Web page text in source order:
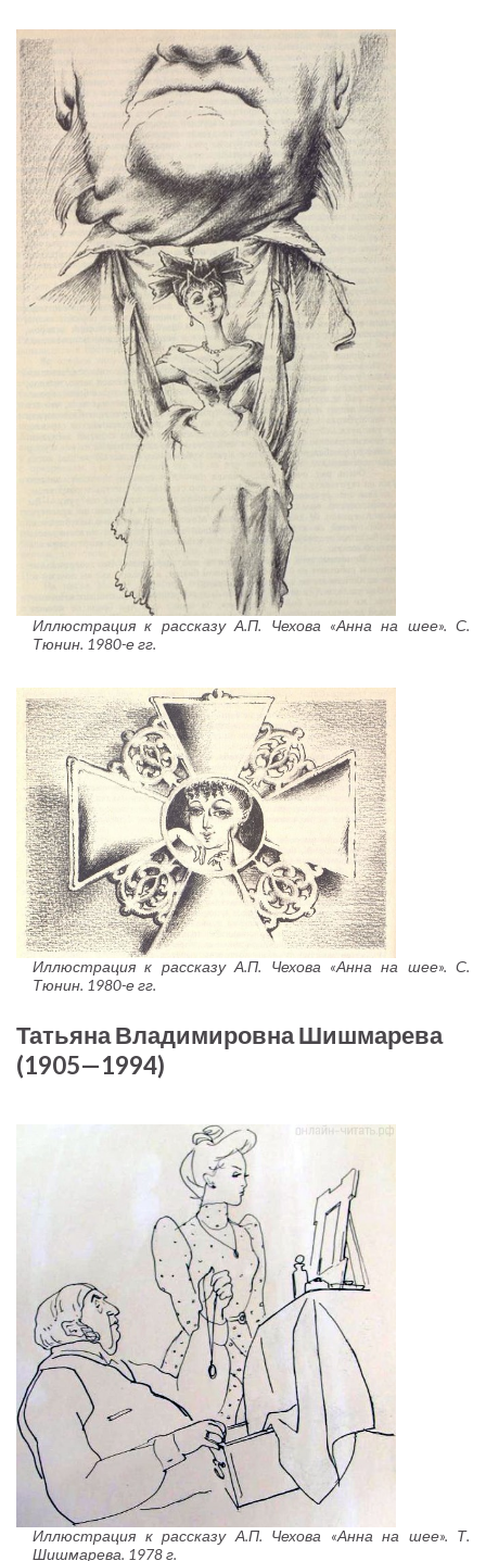
Иллюстрация к рассказу А.П. Чехова «Анна на шее». С.
Тюнин. 1980-е гг.
Иллюстрация к рассказу А.П. Чехова «Анна на шее». С.
Тюнин. 1980-е гг.
Татьяна Владимировна Шишмарева
(1905—1994)
Иллюстрация к рассказу А.П. Чехова «Анна на шее». Т.
Шишмарева. 1978 г.